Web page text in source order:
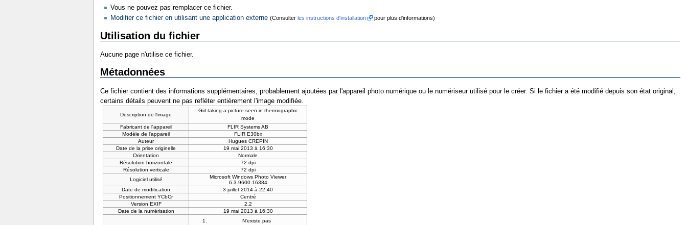
Vous ne pouvez pas remplacer ce fichier.
Modifier ce fichier en utilisant une application externe (Consulter les instructions d'installation pour plus d'informations)
Utilisation du fichier
Aucune page n'utilise ce fichier.
Métadonnées
Ce fichier contient des informations supplémentaires, probablement ajoutées par l'appareil photo numérique ou le numériseur utilisé pour le créer. Si le fichier a été modifié depuis son état original,
certains détails peuvent ne pas refléter entièrement l'image modifiée.
Description de l'image
Girl taking a picture seen in thermographic
mode
Fabricant de l'appareil
FLIR Systems AB
Modèle de l'appareil
FLIR E30bx
Auteur
Hugues CREPIN
Date de la prise originelle
19 mai 2013 à 16:30
Orientation
Normale
Résolution horizontale
72 dpi
Résolution verticale
72 dpi
Logiciel utilisé
Microsoft Windows Photo Viewer
6.3.9600.16384
Date de modification
3 juillet 2014 à 22:40
Positionnement YCbCr
Centré
Version EXIF
2.2
Date de la numérisation
19 mai 2013 à 16:30
N'existe pas